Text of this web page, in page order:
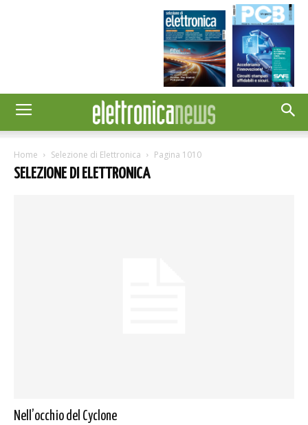
Home Selezione di Elettronica Pagina 1010
SELEZIONE DI ELETTRONICA
Nell’occhio del Cyclone